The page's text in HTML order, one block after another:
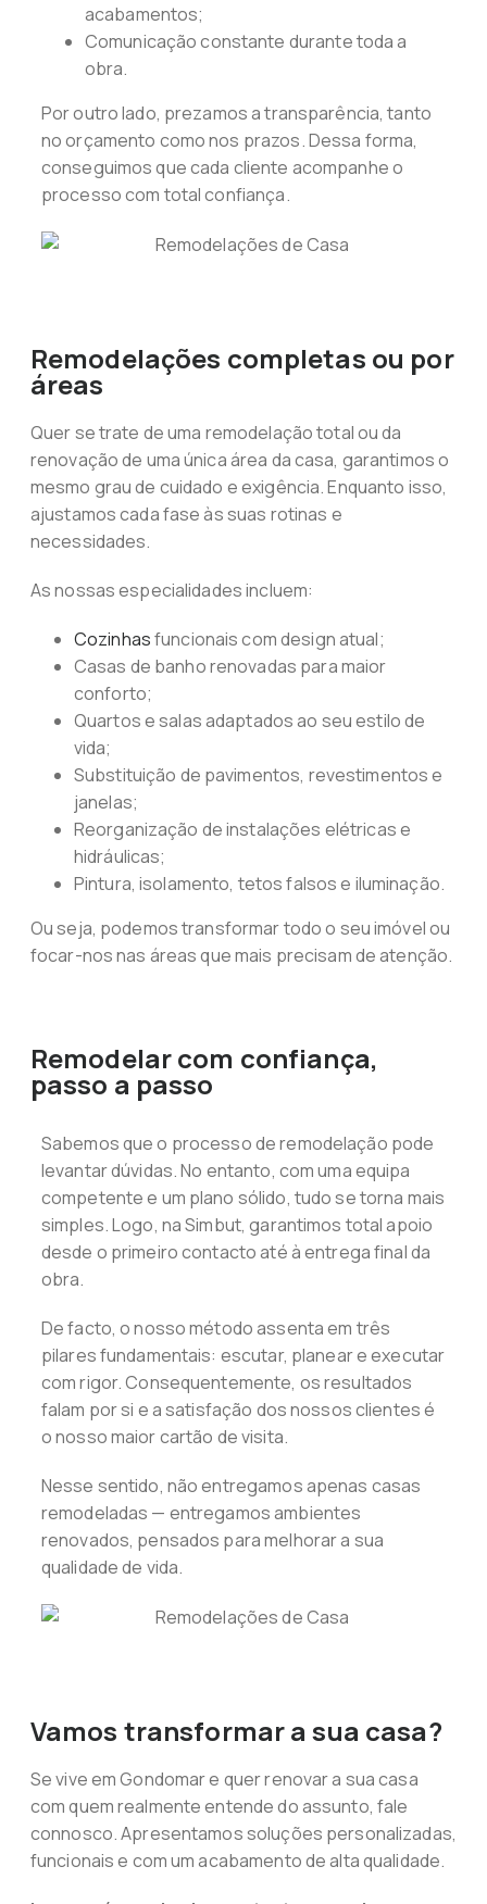
acabamentos;
Comunicação constante durante toda a
obra.
Por outro lado, prezamos a transparência, tanto
no orçamento como nos prazos. Dessa forma,
conseguimos que cada cliente acompanhe o
processo com total confiança.
Remodelações completas ou por
áreas
Quer se trate de uma remodelação total ou da
renovação de uma única área da casa, garantimos o
mesmo grau de cuidado e exigência. Enquanto isso,
ajustamos cada fase às suas rotinas e
necessidades.
As nossas especialidades incluem:
Cozinhasfuncionais com design atual;
Casas de banho renovadas para maior
conforto;
Quartos e salas adaptados ao seu estilo de
vida;
Substituição de pavimentos, revestimentos e
janelas;
Reorganização de instalações elétricas e
hidráulicas;
Pintura, isolamento, tetos falsos e iluminação.
Ou seja, podemos transformar todo o seu imóvel ou
focar-nos nas áreas que mais precisam de atenção.
Remodelar com confiança,
passo a passo
Sabemos que o processo de remodelação pode
levantar dúvidas. No entanto, com uma equipa
competente e um plano sólido, tudo se torna mais
simples. Logo, na Simbut, garantimos total apoio
desde o primeiro contacto até à entrega final da
obra.
De facto, o nosso método assenta em três
pilares fundamentais: escutar, planear e executar
com rigor. Consequentemente, os resultados
falam por si e a satisfação dos nossos clientes é
o nosso maior cartão de visita.
Nesse sentido, não entregamos apenas casas
remodeladas — entregamos ambientes
renovados, pensados para melhorar a sua
qualidade de vida.
Vamos transformar a sua casa?
Se vive em Gondomar e quer renovar a sua casa
com quem realmente entende do assunto, fale
connosco. Apresentamos soluções personalizadas,
funcionais e com um acabamento de alta qualidade.